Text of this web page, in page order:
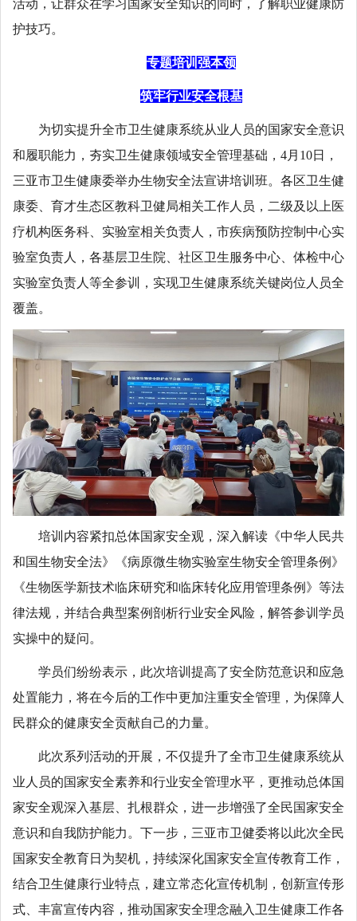
活动，让群众在学习国家安全知识的同时，了解职业健康防
护技巧。
专题培训强本领
筑牢行业安全根基
为切实提升全市卫生健康系统从业人员的国家安全意识
和履职能力，夯实卫生健康领域安全管理基础，4月10日，
三亚市卫生健康委举办生物安全法宣讲培训班。各区卫生健
康委、育才生态区教科卫健局相关工作人员，二级及以上医
疗机构医务科、实验室相关负责人，市疾病预防控制中心实
验室负责人，各基层卫生院、社区卫生服务中心、体检中心
实验室负责人等全参训，实现卫生健康系统关键岗位人员全
覆盖。
培训内容紧扣总体国家安全观，深入解读《中华人民共
和国生物安全法》《病原微生物实验室生物安全管理条例》
《生物医学新技术临床研究和临床转化应用管理条例》等法
律法规，并结合典型案例剖析行业安全风险，解答参训学员
实操中的疑问。
学员们纷纷表示，此次培训提高了安全防范意识和应急
处置能力，将在今后的工作中更加注重安全管理，为保障人
民群众的健康安全贡献自己的力量。
此次系列活动的开展，不仅提升了全市卫生健康系统从
业人员的国家安全素养和行业安全管理水平，更推动总体国
家安全观深入基层、扎根群众，进一步增强了全民国家安全
意识和自我防护能力。下一步，三亚市卫健委将以此次全民
国家安全教育日为契机，持续深化国家安全宣传教育工作，
结合卫生健康行业特点，建立常态化宣传机制，创新宣传形
式、丰富宣传内容，推动国家安全理念融入卫生健康工作各